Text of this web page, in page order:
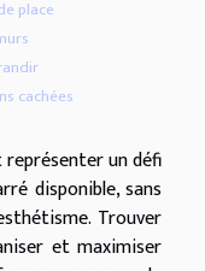
place
cachées
un défi
disponible, sans
Trouver
et maximiser